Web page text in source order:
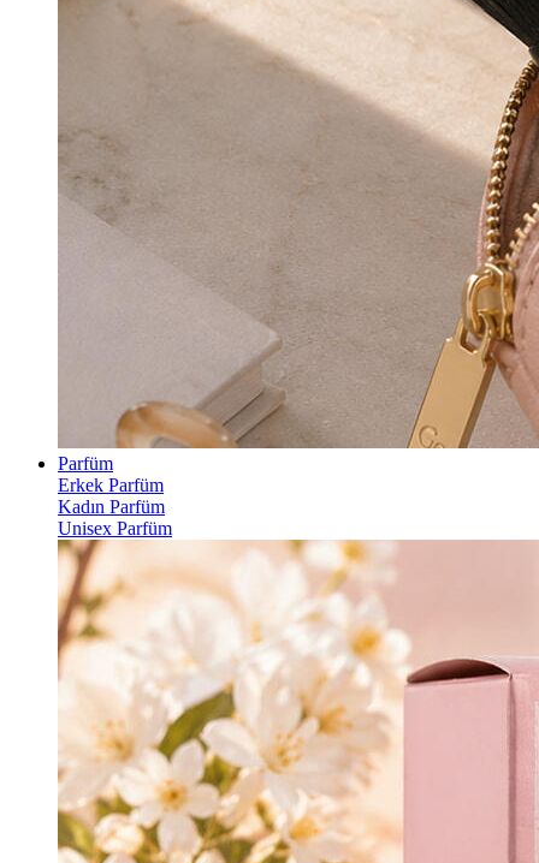
Parfüm
Erkek Parfüm
Kadın Parfüm
Unisex Parfüm